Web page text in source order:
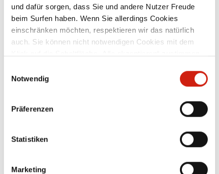
und dafür sorgen, dass Sie und andere Nutzer Freude
beim Surfen haben. Wenn Sie allerdings Cookies
einschränken möchten, respektieren wir das natürlich
auch. Sie können nicht notwendigen Cookies mit dem
alle Cookies auswählen.
Notwendig
Präferenzen
Statistiken
Marketing
ESTA NEWS
COMPANY ANNOUNCEMENTS